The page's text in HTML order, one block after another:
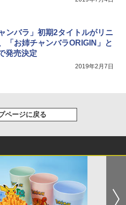
ンバラ」初期2タイトルがリニ
「お姉チャンバラORIGIN」と
発売決定
2019年2月7日
ページに戻る